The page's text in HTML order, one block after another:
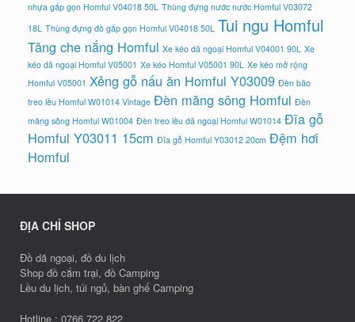
nhựa gấp gọn Homful V04018 50L Thùng đựng nước nước Homful V03072
18L Thùng đựng đồ gấp gọn Homful V04018 50L Tui ngu Homful
Tăng che nắng Homful Xe kéo dã ngoại Homful V04001 90L Xe
kéo dã ngoại Homful V05001 Xe kéo Homful V05001 90L Xe kéo mở rộng
Homful V05001 Xẻng gỗ nấu ăn Homful Y03009 Đèn bão
treo lều Homful W01014 Vintage Đèn măng sông Homful Đèn
măng sông Homful W01004 Đèn treo lều dã ngoại Homful W01014 Đĩa gỗ
Homful Y03011 15cm Đĩa gỗ Homful Y03012 20cm Đệm hơi
Homful
ĐỊA CHỈ SHOP
Đồ dã ngoại, đồ du lịch
Shop đồ cắm trại, đồ Camping
Lều du lịch, túi ngủ, bàn ghế Camping
Hotline : 0766.722.822